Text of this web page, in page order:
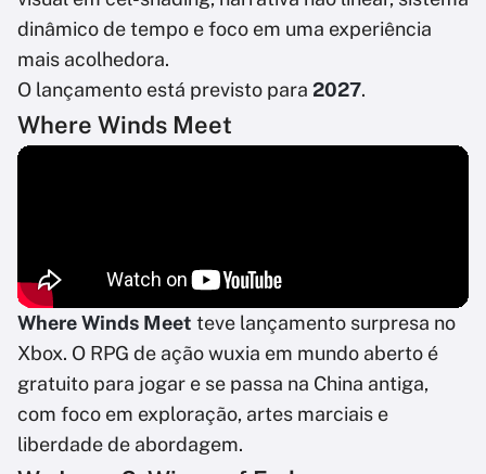
dinâmico de tempo e foco em uma experiência
mais acolhedora.
O lançamento está previsto para 2027.
Where Winds Meet
Where Winds Meet teve lançamento surpresa no
Xbox. O RPG de ação wuxia em mundo aberto é
gratuito para jogar e se passa na China antiga,
com foco em exploração, artes marciais e
liberdade de abordagem.